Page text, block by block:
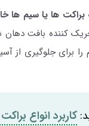
براکت ها یا سیم ها
کننده بافت دهان
را برای جلوگیری از
کاربرد انواع